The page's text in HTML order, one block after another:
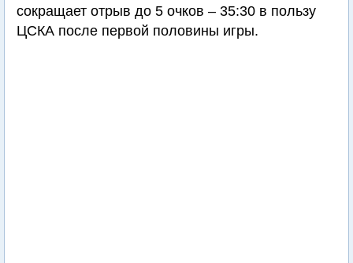
сокращает отрыв до 5 очков – 35:30 в пользу
ЦСКА после первой половины игры.